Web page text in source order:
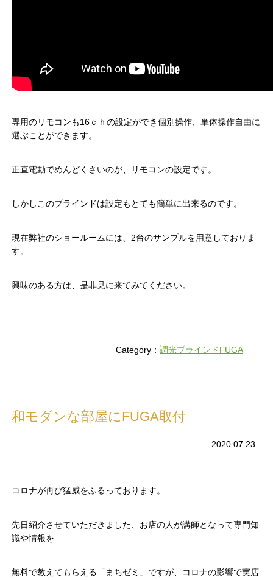
専用のリモコンも16ｃｈの設定ができ個別操作、単体操作自由に
選ぶことができます。
正直電動でめんどくさいのが、リモコンの設定です。
しかしこのブラインドは設定もとても簡単に出来るのです。
現在弊社のショールームには、2台のサンプルを用意しておりま
す。
興味のある方は、是非見に来てみてください。
Category：調光ブラインドFUGA
和モダンな部屋にFUGA取付
2020.07.23
コロナが再び猛威をふるっております。
先日紹介させていただきました、お店の人が講師となって専門知
識や情報を
無料で教えてもらえる「まちゼミ」ですが、コロナの影響で実店